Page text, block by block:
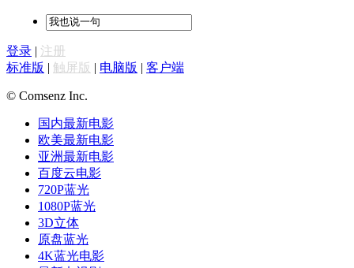
登录 | 注册
标准版 | 触屏版 | 电脑版 | 客户端
© Comsenz Inc.
国内最新电影
欧美最新电影
亚洲最新电影
百度云电影
720P蓝光
1080P蓝光
3D立体
原盘蓝光
4K蓝光电影